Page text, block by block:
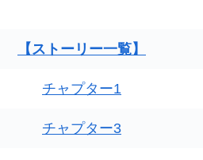
【ストーリー一覧】
チャプター1
チャプター3